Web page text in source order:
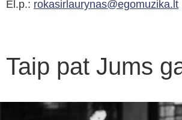
El.p.: rokasirlaurynas@egomuzika.lt
Taip pat Jums